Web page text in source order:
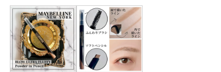
ーーーーーーーーーーーーーーーーーー #ZEESEA #ズーシー
#16色アイシャドウパレット #ホルスの目 #アイシャドウパレ
ット #アイシャドウ #海外コスメ #コスメ ーーーーーーーーー
ーーーーーーーーーーーー